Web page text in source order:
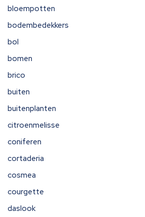
bloempotten
bodembedekkers
bol
bomen
brico
buiten
buitenplanten
citroenmelisse
coniferen
cortaderia
cosmea
courgette
daslook